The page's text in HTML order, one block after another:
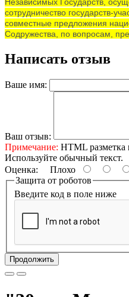
сотрудничество государств-
совместные предложения
Содружества, по вопросам,
Написать отзыв
Ваше имя:
Ваш отзыв:
Примечание: HTML разметка
Используйте обычный текст.
Оценка: Плохо
Защита от роботов
Введите код в поле ниже
Продолжить